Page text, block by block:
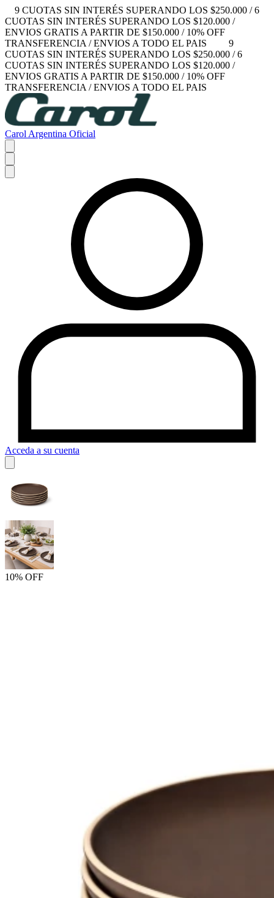
9 CUOTAS SIN INTERÉS SUPERANDO LOS $250.000 / 6
CUOTAS SIN INTERÉS SUPERANDO LOS $120.000 /
ENVIOS GRATIS A PARTIR DE $150.000 / 10% OFF
TRANSFERENCIA / ENVIOS A TODO EL PAIS
9
CUOTAS SIN INTERÉS SUPERANDO LOS $250.000 / 6
CUOTAS SIN INTERÉS SUPERANDO LOS $120.000 /
ENVIOS GRATIS A PARTIR DE $150.000 / 10% OFF
TRANSFERENCIA / ENVIOS A TODO EL PAIS
Carol Argentina Oficial
Acceda a su cuenta
10% OFF